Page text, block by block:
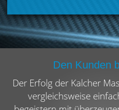
Den Kunden
Der Erfolg der Kalcher
vergleichsweise